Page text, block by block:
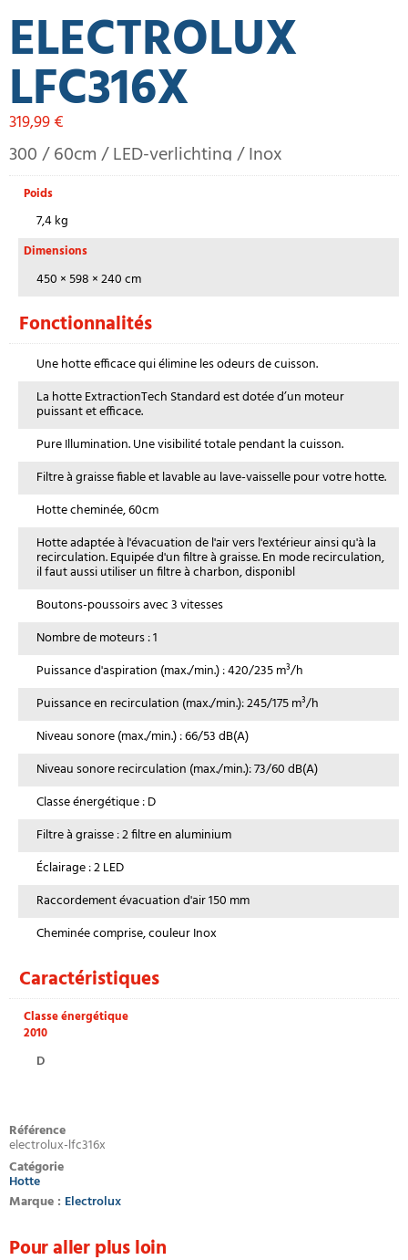
ELECTROLUX
LFC316X
319,99€
300 / 60cm / LED-verlichting / Inox
Poids
7,4 kg
Dimensions
450 × 598 × 240 cm
Fonctionnalités
Une hotte efficace qui élimine les odeurs de cuisson.
La hotte ExtractionTech Standard est dotée d’un moteur
puissant et efficace.
Pure Illumination. Une visibilité totale pendant la cuisson.
Filtre à graisse fiable et lavable au lave-vaisselle pour votre hotte.
Hotte cheminée, 60cm
Hotte adaptée à l'évacuation de l'air vers l'extérieur ainsi qu'à la
recirculation. Equipée d'un filtre à graisse. En mode recirculation,
il faut aussi utiliser un filtre à charbon, disponibl
Boutons-poussoirs avec 3 vitesses
Nombre de moteurs : 1
Puissance d'aspiration (max./min.) : 420/235 m³/h
Puissance en recirculation (max./min.): 245/175 m³/h
Niveau sonore (max./min.) : 66/53 dB(A)
Niveau sonore recirculation (max./min.): 73/60 dB(A)
Classe énergétique : D
Filtre à graisse : 2 filtre en aluminium
Éclairage : 2 LED
Raccordement évacuation d'air 150 mm
Cheminée comprise, couleur Inox
Caractéristiques
Classe énergétique
2010
D
Référence
electrolux-lfc316x
Catégorie
Hotte
Marque : Electrolux
Pour aller plus loin